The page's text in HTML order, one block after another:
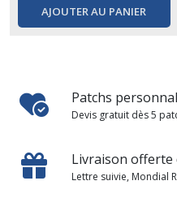
AJOUTER AU PANIER
Patchs
Devis gratuit dès 5
Livraison offerte
Lettre suivie, Mondial